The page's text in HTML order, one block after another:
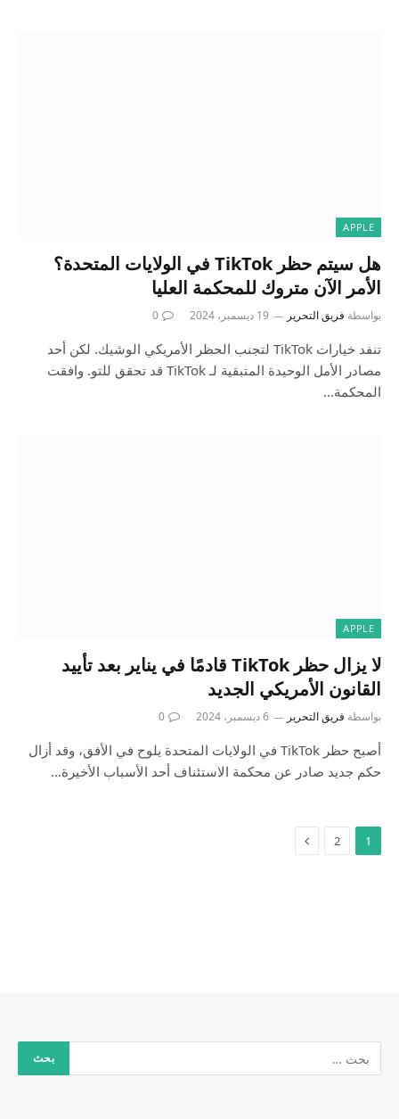
APPLE
هل سيتم حظر TikTok في الولايات المتحدة؟
الأمر الآن متروك للمحكمة العليا
بواسطة فريق التحرير 19 ديسمبر، 2024 0
تنفد خيارات TikTok لتجنب الحظر الأمريكي الوشيك. لكن أحد
مصادر الأمل الوحيدة المتبقية لـ TikTok قد تحقق للتو. وافقت
المحكمة…
APPLE
لا يزال حظر TikTok قادمًا في يناير بعد تأييد
القانون الأمريكي الجديد
بواسطة فريق التحرير 6 ديسمبر، 2024 0
أصبح حظر TikTok في الولايات المتحدة يلوح في الأفق، وقد أزال
حكم جديد صادر عن محكمة الاستئناف أحد الأسباب الأخيرة…
1
2